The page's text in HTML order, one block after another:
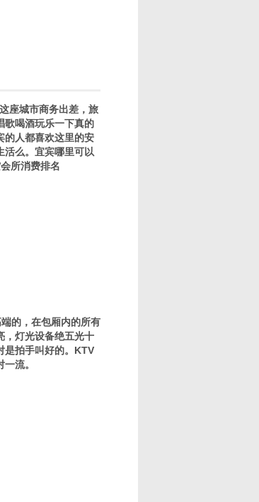
座城市商务出差，旅
歌喝酒玩乐一下真的
的人都喜欢这里的安
活么。宜宾哪里可以
所消费排名
的，在包厢内的所有
，灯光设备绝五光十
是拍手叫好的。KTV
流。